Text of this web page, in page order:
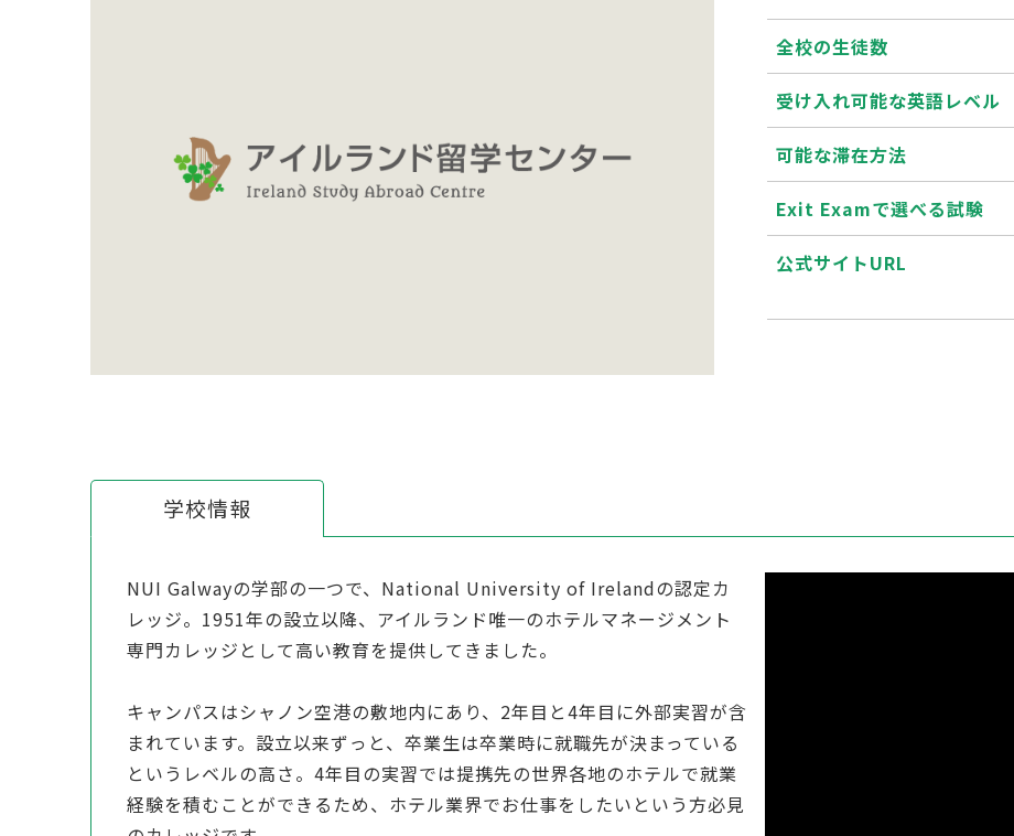
全校の生徒数
受け入れ可能な英語レベル
可能な滞在方法
Exit Examで選べる試験
公式サイトURL
学校情報
NUI Galwayの学部の一つで、National University of Irelandの認定カ
レッジ。1951年の設立以降、アイルランド唯一のホテルマネージメント
専門カレッジとして高い教育を提供してきました。
キャンパスはシャノン空港の敷地内にあり、2年目と4年目に外部実習が含
まれています。設立以来ずっと、卒業生は卒業時に就職先が決まっている
というレベルの高さ。4年目の実習では提携先の世界各地のホテルで就業
経験を積むことができるため、ホテル業界でお仕事をしたいという方必見